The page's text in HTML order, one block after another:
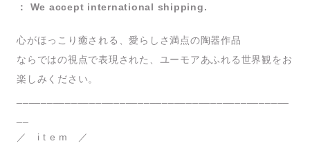
： We accept international shipping.
心がほっこり癒される、愛らしさ満点の陶器作品
ならではの視点で表現された、ユーモアあふれる世界観をお
楽しみください。
／ i t e m ／